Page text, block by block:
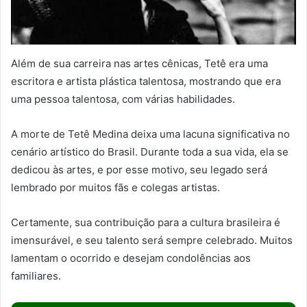
Além de sua carreira nas artes cênicas, Tetê era uma
escritora e artista plástica talentosa, mostrando que era
uma pessoa talentosa, com várias habilidades.
A morte de Tetê Medina deixa uma lacuna significativa no
cenário artístico do Brasil. Durante toda a sua vida, ela se
dedicou às artes, e por esse motivo, seu legado será
lembrado por muitos fãs e colegas artistas.
Certamente, sua contribuição para a cultura brasileira é
imensurável, e seu talento será sempre celebrado. Muitos
lamentam o ocorrido e desejam condolências aos
familiares.